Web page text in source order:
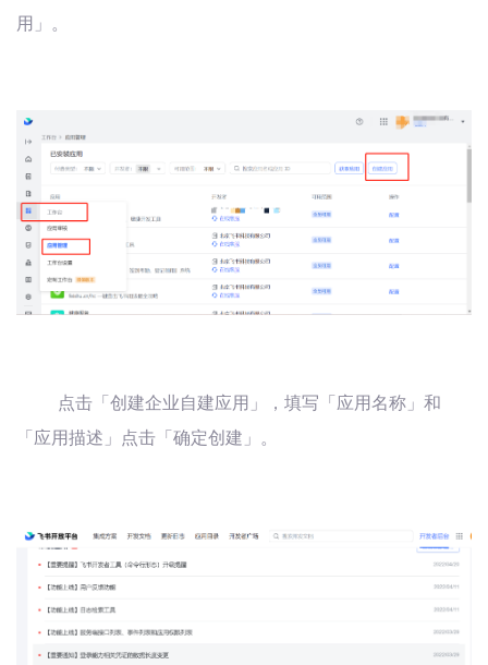
用」。
点击「创建企业自建应用」，填写「应用名称」和
「应用描述」点击「确定创建」。